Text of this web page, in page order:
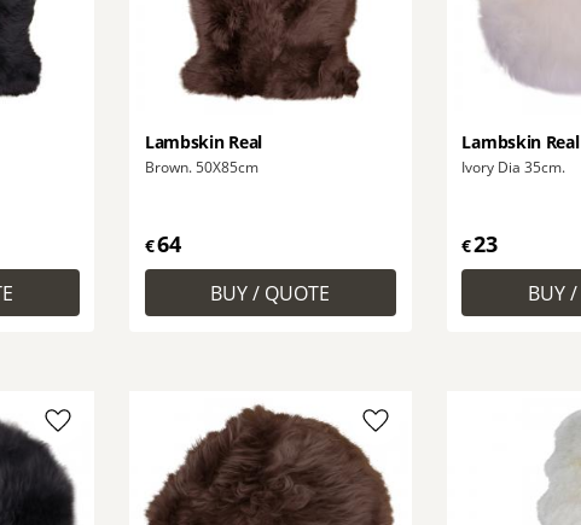
Lambskin Real
Brown. 50X85cm
€64
Lambskin Real
Ivory Dia 35cm.
€23
Add to favorites Add to favorites